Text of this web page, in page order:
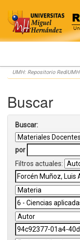
Skip
navigation
UMH: Repositorio RediUMH
Buscar
Buscar:
por
Filtros actuales: